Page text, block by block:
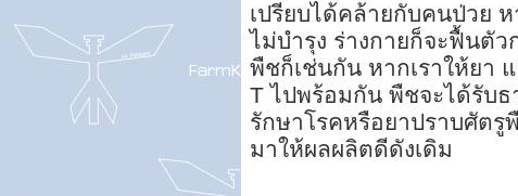
เปรียบได้คล้ายกับคนป่วย
ไม่บำรุง ร่างกายก็จะฟื้นตั
พืชก็เช่นกัน หากเราให้ยา
T ไปพร้อมกัน พืชจะได้รับ
รักษาโรคหรือยาปราบศัตรู
มาให้ผลผลิตดีดังเดิม